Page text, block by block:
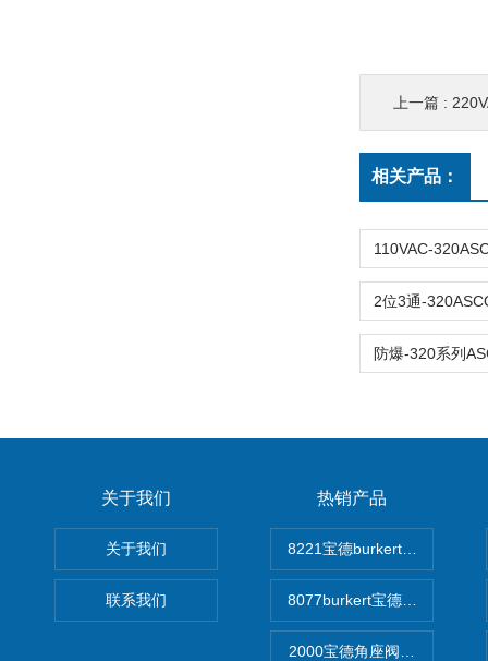
上一篇 :
相关产品：
关于我们
关于我们
联系我们
热销产品
8221宝德burkert电导率探头
8077burkert宝德椭圆齿轮脉
2000宝德角座阀德国宝帝